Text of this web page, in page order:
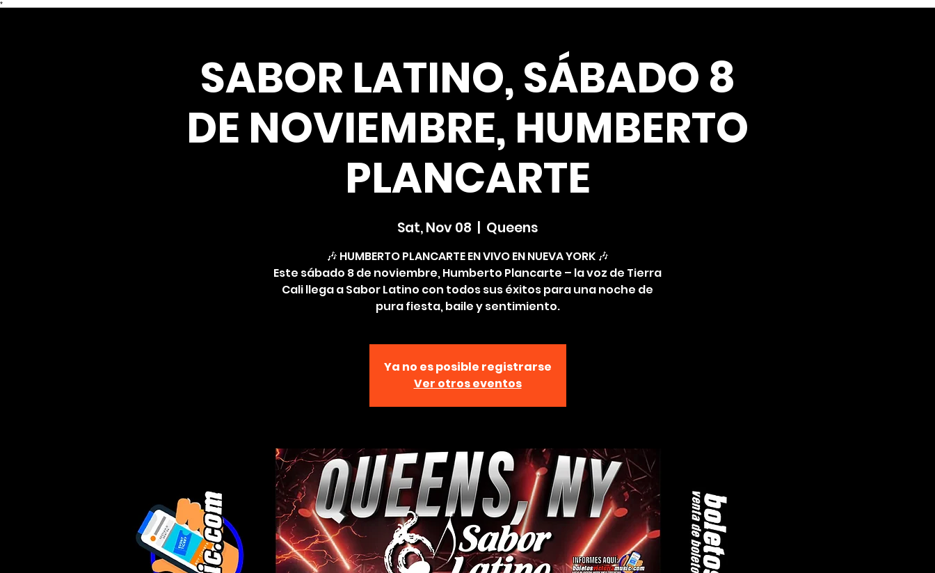
*
SABOR LATINO, SÁBADO 8
DE NOVIEMBRE, HUMBERTO
PLANCARTE
Sat, Nov 08 Queens
🎶 HUMBERTO PLANCARTE EN VIVO EN NUEVA YORK 🎶
Este sábado 8 de noviembre, Humberto Plancarte – la voz de Tierra
Cali llega a Sabor Latino con todos sus éxitos para una noche de
pura fiesta, baile y sentimiento.
Ya no es posible registrarse
Ver otros eventos